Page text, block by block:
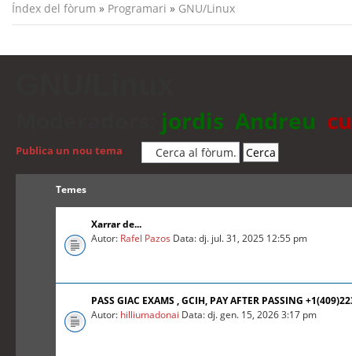
Índex del fòrum » Programari » GNU/Linux
jordis Andreu
Publica un nou tema
Temes
Xarrar de...
Autor: Rafel Pazos Data: dj. jul. 31, 2025 12:55 pm
PASS GIAC EXAMS , GCIH, PAY AFTER PASSING
Autor: hilliumadonai Data: dj. gen. 15, 2026 3:17 pm